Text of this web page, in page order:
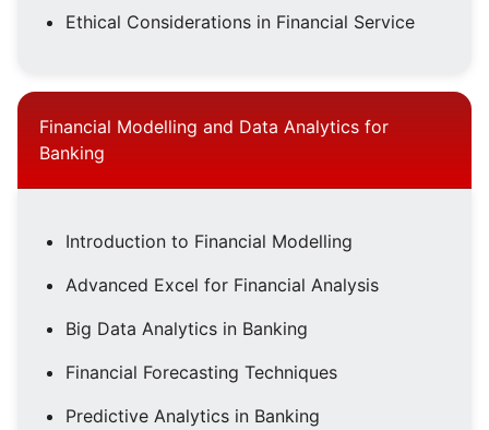
Ethical Considerations in Financial Service
Financial Modelling and Data Analytics for
Banking
Introduction to Financial Modelling
Advanced Excel for Financial Analysis
Big Data Analytics in Banking
Financial Forecasting Techniques
Predictive Analytics in Banking